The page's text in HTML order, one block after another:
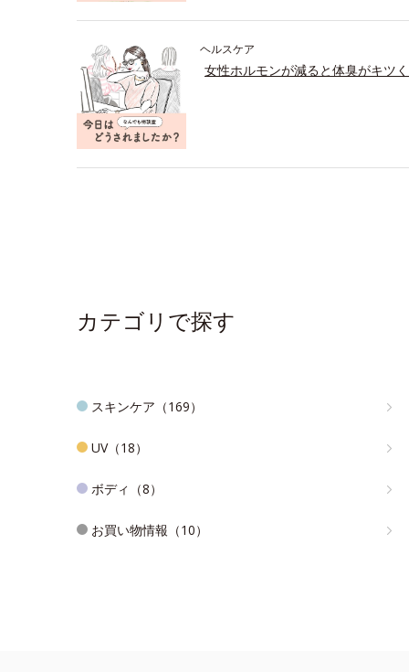
ヘルスケア
女性ホルモンが減ると体臭がキツ
カテゴリで探す
スキンケア（169）
UV（18）
ボディ（8）
お買い物情報（10）